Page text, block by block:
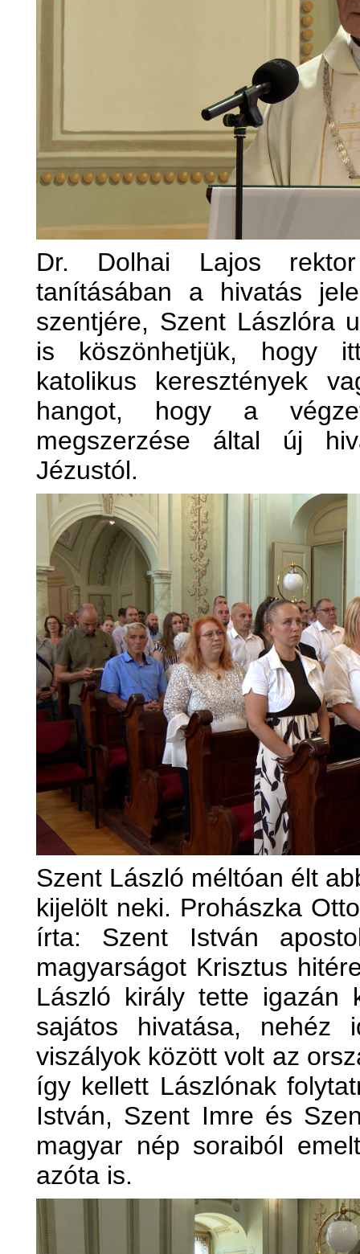
Dr. Dolhai Lajos
tanításában a hivatás
szentjére, Szent Lászlóra
is köszönhetjük, hogy
katolikus keresztények
hangot, hogy a
megszerzése által új
Jézustól.
Szent László méltóan élt
kijelölt neki. Prohászka
írta: Szent István
magyarságot Krisztus
László király tette igazán
sajátos hivatása,
viszályok között volt az
így kellett Lászlónak
István, Szent Imre és
magyar nép soraiból
azóta is.